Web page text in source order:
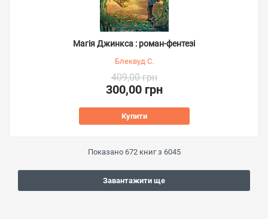
Магія Джинкса : роман-фентезі
Блеквуд С.
409,00 грн
300,00 грн
Купити
Показано 672книг з 6045
Завантажити ще